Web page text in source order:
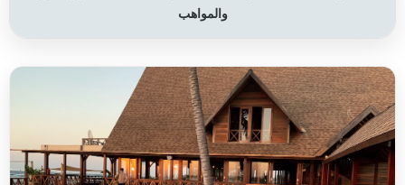
والمواهب